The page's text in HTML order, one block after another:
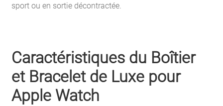
sport ou en sortie décontractée.
Caractéristiques du Boîtier
et Bracelet de Luxe pour
Apple Watch